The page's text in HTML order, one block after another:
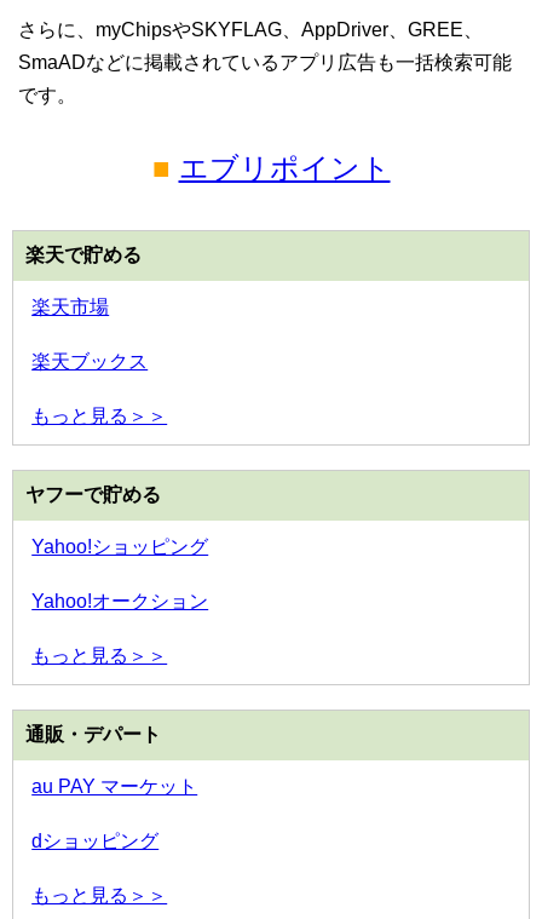
さらに、myChipsやSKYFLAG、AppDriver、GREE、
SmaADなどに掲載されているアプリ広告も一括検索可能
です。
■ エブリポイント
楽天で貯める
楽天市場
楽天ブックス
もっと見る＞＞
ヤフーで貯める
Yahoo!ショッピング
Yahoo!オークション
もっと見る＞＞
通販・デパート
au PAY マーケット
dショッピング
もっと見る＞＞